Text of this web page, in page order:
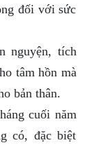
đối với sức
nguyện, tích
tâm hồn mà
bản thân.
cuối năm
có, đặc biệt